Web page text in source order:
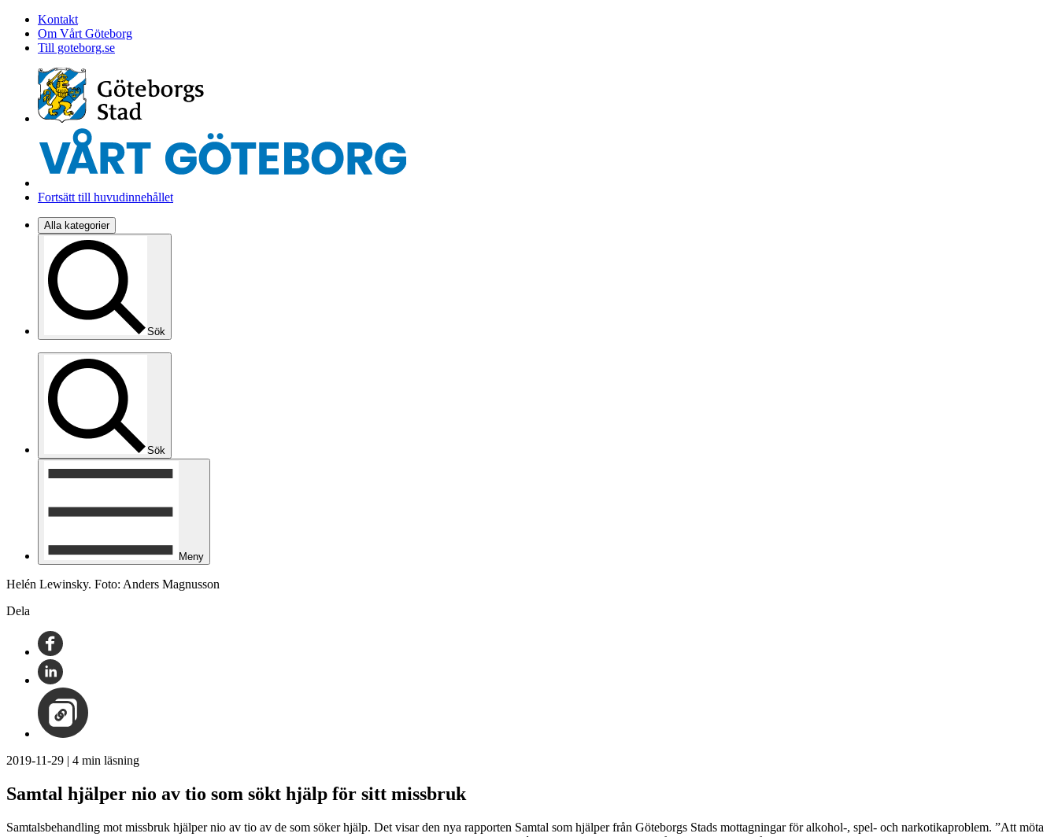
Kontakt
Om Vårt Göteborg
Till goteborg.se
Fortsätt till huvudinnehållet
Alla kategorier
Sök
Sök
Meny
Helén Lewinsky. Foto: Anders Magnusson
Dela
2019-11-29 | 4 min läsning
Samtal hjälper nio av tio som sökt hjälp för sitt missbruk
Samtalsbehandling mot missbruk hjälper nio av tio av de som söker hjälp. Det visar den nya rapporten Samtal som hjälper från Göteborgs Stads mottagningar för alkohol-, spel- och narkotikaproblem. ”Att möta